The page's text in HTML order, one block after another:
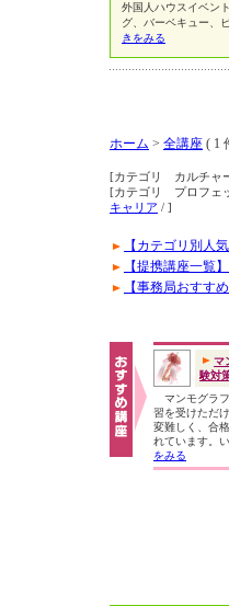
外国人ハウスイベン
グ、バーベキュー、
きをみる
ホーム > 全講座 ( 1
[カテゴリ カルチャ
[カテゴリ プロフェ
キャリア / ]
【カテゴリ別人
【提携講座一覧
【事務局おすす
マ
験対
マンモグラ
習を受けただ
変難しく、合
れています。
をみる